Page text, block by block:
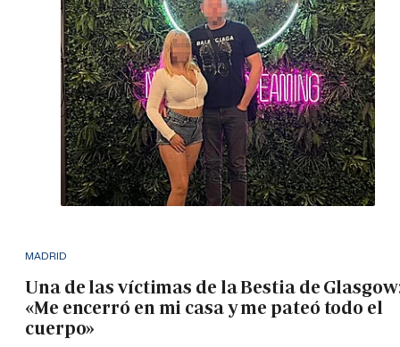
MADRID
Una de las víctimas de la Bestia de
«Me encerró en mi casa y me pateó todo el
cuerpo»